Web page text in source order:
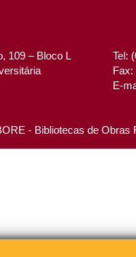
109 – Bloco L
Tel:
Fax:
E-
- Bibliotecas de Obras